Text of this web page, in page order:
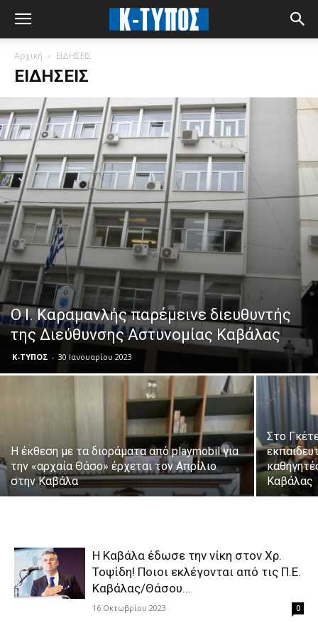
Αρχική ΕΙΔΗΣΕΙΣ
ΕΙΔΗΣΕΙΣ
Ο Ι. Καραμανλής παρέμεινε διευθυντής
της Διεύθυνσης Αστυνομίας Καβάλας
Κ-ΤΥΠΟΣ - 30 Ιανουαρίου 2023
Η έκθεση με τα διοράματα από playmobil για
την «αρχαία Θάσο» έρχεται τον Απρίλιο
στην Καβάλα
Στο
Καβάλας
Η Καβάλα έδωσε την νίκη στον Χρ.
Τοψίδη! Ποιοι εκλέγονται από τις Π.Ε.
Καβάλας/Θάσου...
16 Οκτωβρίου 2023 0